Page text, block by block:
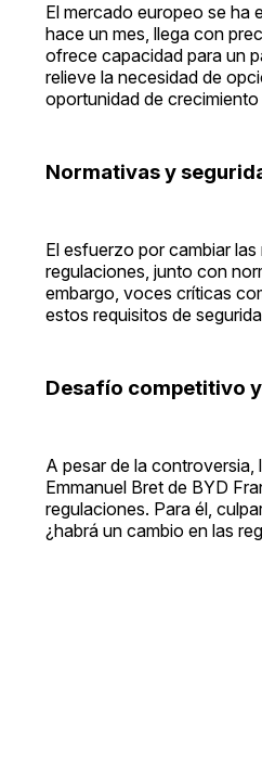
El mercado europeo se ha
hace un mes, llega con
ofrece capacidad para un
relieve la necesidad de
oportunidad de
Normativas y
El esfuerzo por cambiar
regulaciones, junto con
embargo, voces críticas
estos requisitos de
Desafío competitivo
A pesar de la controversia,
Emmanuel Bret de BYD
regulaciones. Para él,
¿habrá un cambio en las